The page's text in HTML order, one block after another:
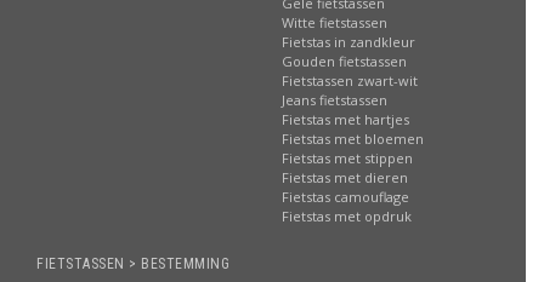
Witte fietstassen
Fietstas in zandkleur
Gouden fietstassen
Fietstassen zwart-wit
Jeans fietstassen
Fietstas met hartjes
Fietstas met bloemen
Fietstas met stippen
Fietstas met dieren
Fietstas camouflage
Fietstas met opdruk
FIETSTASSEN > BESTEMMING